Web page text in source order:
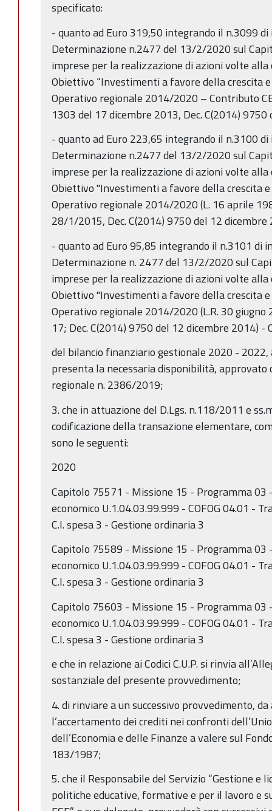
specificato:
- quanto ad Euro 319,50 integrando il n.3099
Determinazione n.2477 del 13/2/2020 sul
imprese per la realizzazione di azioni volte alla
Obiettivo “Investimenti a favore della crescita
Operativo regionale 2014/2020 – Contributo
1303 del 17 dicembre 2013, Dec. C(2014)
- quanto ad Euro 223,65 integrando il n.3100
Determinazione n.2477 del 13/2/2020 sul
imprese per la realizzazione di azioni volte alla
Obiettivo "Investimenti a favore della crescita
Operativo regionale 2014/2020 (L. 16 aprile
28/1/2015, Dec. C(2014) 9750 del 12
- quanto ad Euro 95,85 integrando il n.3101 di
Determinazione n. 2477 del 13/2/2020 sul
imprese per la realizzazione di azioni volte alla
Obiettivo "Investimenti a favore della crescita
Operativo regionale 2014/2020 (L.R. 30 giugno
17; Dec. C(2014) 9750 del 12 dicembre 2014) -
del bilancio finanziario gestionale 2020 -
presenta la necessaria disponibilità, approvato
regionale n. 2386/2019;
3. che in attuazione del D.Lgs. n.118/2011 e
codificazione della transazione elementare,
sono le seguenti:
2020
Capitolo 75571 - Missione 15 - Programma 03
economico U.1.04.03.99.999 - COFOG 04.01 -
C.I. spesa 3 - Gestione ordinaria 3
Capitolo 75589 - Missione 15 - Programma 03
economico U.1.04.03.99.999 - COFOG 04.01 -
C.I. spesa 3 - Gestione ordinaria 3
Capitolo 75603 - Missione 15 - Programma 03
economico U.1.04.03.99.999 - COFOG 04.01 -
C.I. spesa 3 - Gestione ordinaria 3
e che in relazione ai Codici C.U.P. si rinvia
sostanziale del presente provvedimento;
4. di rinviare a un successivo provvedimento,
l’accertamento dei crediti nei confronti
dell’Economia e delle Finanze a valere sul
183/1987;
5. che il Responsabile del Servizio “Gestione
politiche educative, formative e per il lavoro e